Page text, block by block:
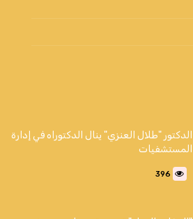
الدكتور "طلال العنزي" ينال الدكتوراه في إدارة
المستشفيات
396